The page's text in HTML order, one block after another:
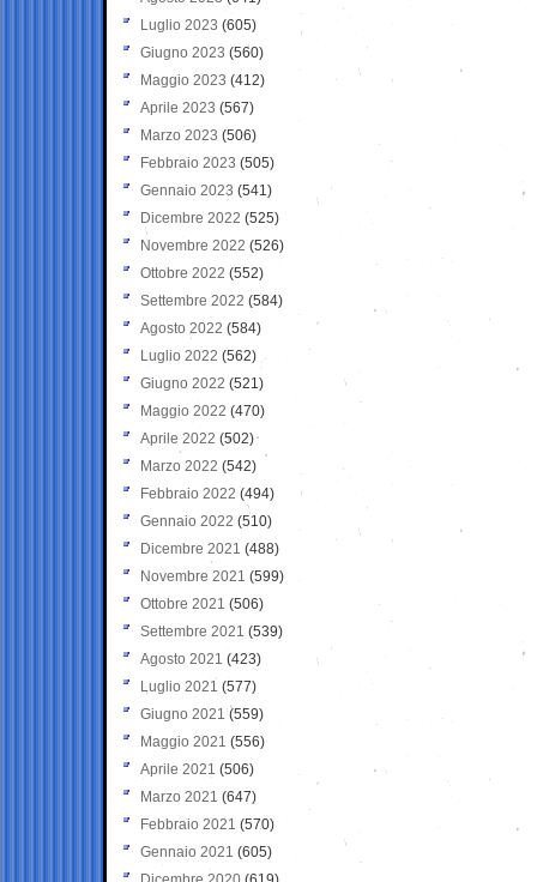
Luglio 2023 (605)
Giugno 2023 (560)
Maggio 2023 (412)
Aprile 2023 (567)
Marzo 2023 (506)
Febbraio 2023 (505)
Gennaio 2023 (541)
Dicembre 2022 (525)
Novembre 2022 (526)
Ottobre 2022 (552)
Settembre 2022 (584)
Agosto 2022 (584)
Luglio 2022 (562)
Giugno 2022 (521)
Maggio 2022 (470)
Aprile 2022 (502)
Marzo 2022 (542)
Febbraio 2022 (494)
Gennaio 2022 (510)
Dicembre 2021 (488)
Novembre 2021 (599)
Ottobre 2021 (506)
Settembre 2021 (539)
Agosto 2021 (423)
Luglio 2021 (577)
Giugno 2021(559)
Maggio 2021 (556)
Aprile 2021 (506)
Marzo 2021 (647)
Febbraio 2021 (570)
Gennaio 2021 (605)